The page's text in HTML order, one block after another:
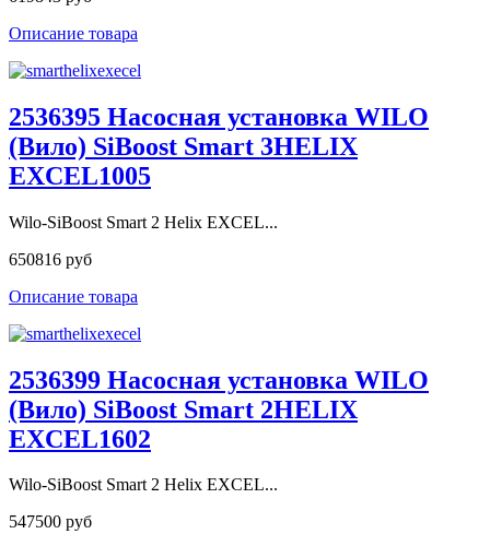
Описание товара
2536395 Насосная установка WILO
(Вило) SiBoost Smart 3HELIX
EXCEL1005
Wilo-SiBoost Smart 2 Helix EXCEL...
650816 руб
Описание товара
2536399 Насосная установка WILO
(Вило) SiBoost Smart 2HELIX
EXCEL1602
Wilo-SiBoost Smart 2 Helix EXCEL...
547500 руб